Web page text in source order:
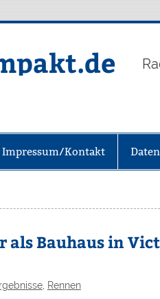
Impressum/Kontakt
Bauhaus in
, Rennen